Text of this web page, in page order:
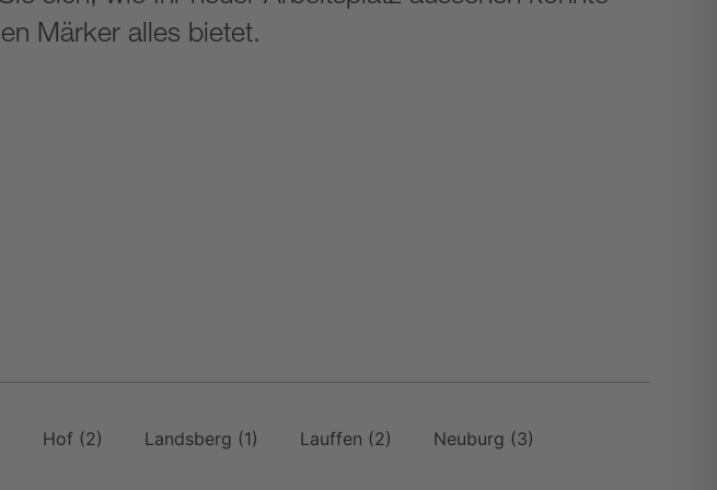
Märker alles bietet.
Hof (2) Landsberg (1) Lauffen (2) Neuburg (3)